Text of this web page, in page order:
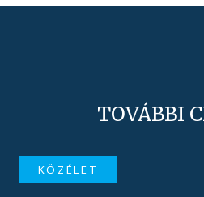
TOVÁBBI
KÖZÉLET